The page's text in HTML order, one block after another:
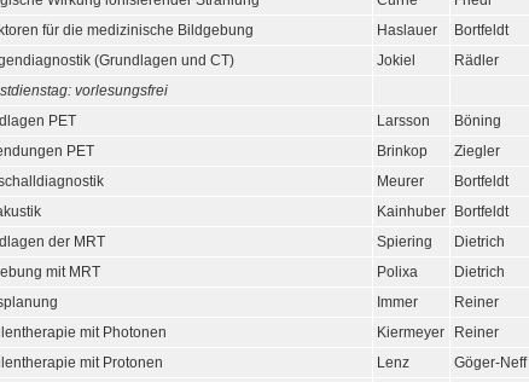
für die medizinische Bildgebung Haslauer
Bortfeldt
(Grundlagen und CT) Jokiel
Rädler
vorlesungsfrei
PET Larsson
Böning
PET
Brinkop
Ziegler
Meurer
Bortfeldt
Kainhuber
Bortfeldt
der MRT Spiering
Dietrich
mit MRT
Polixa
Dietrich
Immer
Reiner
mit Photonen Kiermeyer
Reiner
mit Protonen Lenz Göger-Neff